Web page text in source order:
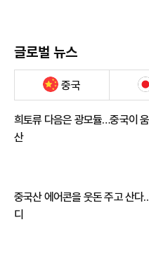
글로벌 뉴스
중국
희토류 다음은 광모듈…중국이
산
중국산 에어콘을 웃돈 주고 산다
디